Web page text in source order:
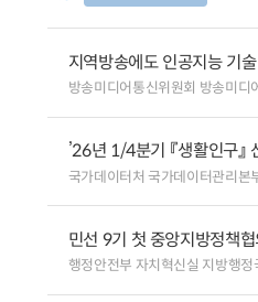
지역방송에도 인공지능 기
방송미디어통신위원회 방송미
’26년 1/4분기 『생활인구』
국가데이터처 국가데이터관리본
민선 9기 첫 중앙지방정책
행정안전부 자치혁신실 지방행정